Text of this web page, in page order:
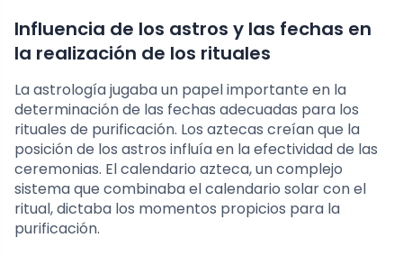
Influencia de los astros y las fechas en
la realización de los rituales
La astrología jugaba un papel importante en la
determinación de las fechas adecuadas para los
rituales de purificación. Los aztecas creían que la
posición de los astros influía en la efectividad de las
ceremonias. El calendario azteca, un complejo
sistema que combinaba el calendario solar con el
ritual, dictaba los momentos propicios para la
purificación.